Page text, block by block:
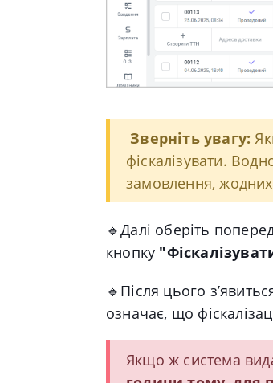
Зверніть увагу:
фіскалізувати.
замовлення, жодних
🔹Далі оберіть
кнопку
🔹 Після цього
означає, що
Якщо ж система